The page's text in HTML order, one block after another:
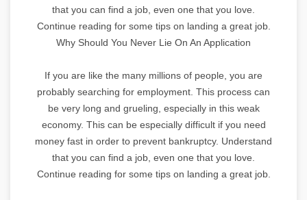
that you can find a job, even one that you love.
Continue reading for some tips on landing a great job.
Why Should You Never Lie On An Application
If you are like the many millions of people, you are
probably searching for employment. This process can
be very long and grueling, especially in this weak
economy. This can be especially difficult if you need
money fast in order to prevent bankruptcy. Understand
that you can find a job, even one that you love.
Continue reading for some tips on landing a great job.